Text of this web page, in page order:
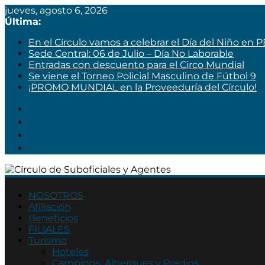
jueves, agosto 6, 2026
Última:
En el Círculo vamos a celebrar el Día del Niño en
Sede Central: 06 de Julio – Día No Laborable
Entradas con descuento para el Circo Mundial
Se viene el Torneo Policial Masculino de Fútbol 9
¡PROMO MUNDIAL en la Proveeduría del Círculo!
Círculo
de
Suboficiales
Agentes
Asociación
NOSOTROS
Afiliación
Beneficios
FILIALES
Turismo
Hoteles